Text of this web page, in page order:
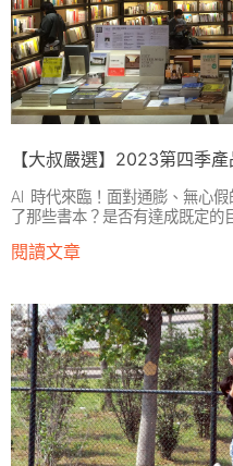
【大叔嚴選】2023第四季
AI 時代來臨！面對通膨、無心
了那些書本？是否有達成既定的
閱讀文章